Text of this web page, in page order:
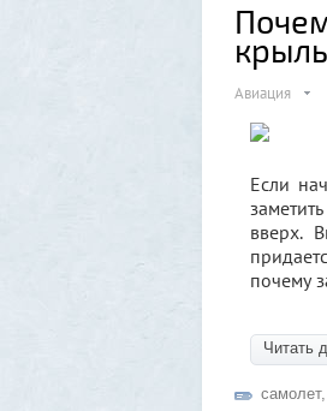
Авиация
Если
вверх.
почему
Читать
самолет,